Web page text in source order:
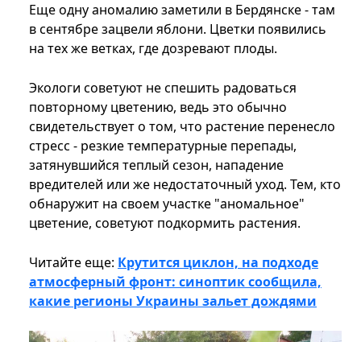
Еще одну аномалию заметили в Бердянске - там
в сентябре зацвели яблони. Цветки появились
на тех же ветках, где дозревают плоды.
Экологи советуют не спешить радоваться
повторному цветению, ведь это обычно
свидетельствует о том, что растение перенесло
стресс - резкие температурные перепады,
затянувшийся теплый сезон, нападение
вредителей или же недостаточный уход. Тем, кто
обнаружит на своем участке "аномальное"
цветение, советуют подкормить растения.
Читайте еще: Крутится циклон, на подходе
атмосферный фронт: синоптик сообщила,
какие регионы Украины зальет дождями